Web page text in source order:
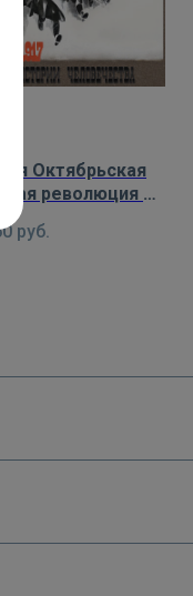
Октябрьская
революция —
эры в истории
руб.